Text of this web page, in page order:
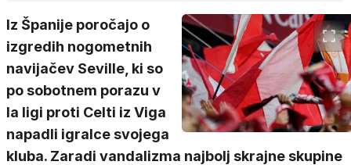
Iz Španije poročajo o
izgredih nogometnih
navijačev Seville, ki so
po sobotnem porazu v
la ligi proti Celti iz Viga
napadli igralce svojega
kluba. Zaradi vandalizma najbolj skrajne skupine